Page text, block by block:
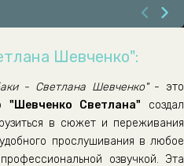
Шевченко":
- Светлана Шевченко"- это
"Шевченко Светлана" создал
в сюжет и переживания
прослушивания в любое
озвучкой. Эта